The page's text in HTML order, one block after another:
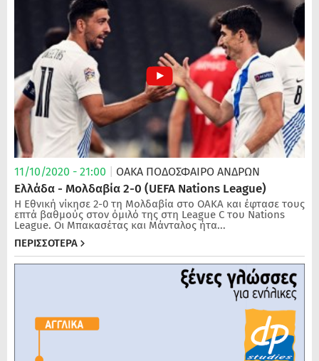
11/10/2020 - 21:00 ΟΑΚΑ ΠΟΔΌΣΦΑΙΡΟ ΑΝΔΡΏΝ
Ελλάδα - Μολδαβία 2-0 (UEFA Nations League)
Η Εθνική νίκησε 2-0 τη Μολδαβία στο ΟΑΚΑ και έφτασε τους
επτά βαθμούς στον όμιλό της στη League C του Nations
League. Οι Μπακασέτας και Μάνταλος ήτα...
ΠΕΡΙΣΣΟΤΕΡΑ